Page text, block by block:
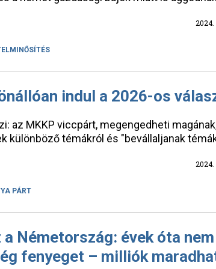
2024.
indul a 2026-os
az MKKP viccpárt, megengedheti
különböző témákról és "bevállaljanak
2024.
PÁRT
a Németország: évek óta
fenyeget – milliók